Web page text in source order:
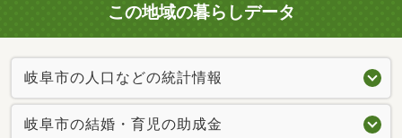
この地域の暮らしデータ
岐阜市の人口などの統計情報
岐阜市の結婚・育児の助成金